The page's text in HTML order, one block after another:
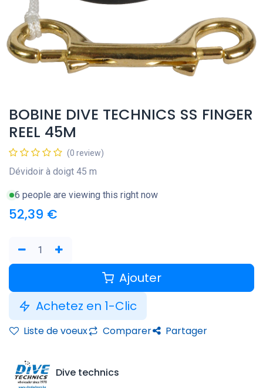
BOBINE DIVE TECHNICS SS FINGER
REEL 45M
(0 review)
Dévidoir à doigt 45 m
6 people are viewing this right now
52,39 €
Ajouter
Achetez en 1-Clic
Liste de voeux Comparer Partager
Dive technics